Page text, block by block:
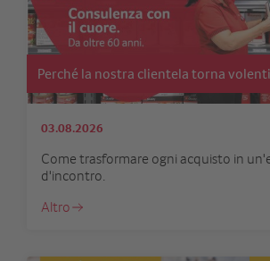
Perché la nostra clientela torna
03.08.2026
Come trasformare ogni acquisto in
d'incontro.
Altro